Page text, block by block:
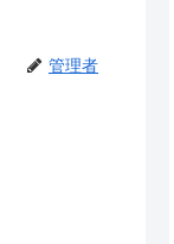
管理者